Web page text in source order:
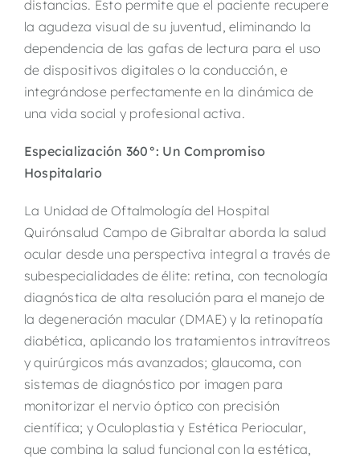
distancias. Esto permite que el paciente recupere
la agudeza visual de su juventud, eliminando la
dependencia de las gafas de lectura para el uso
de dispositivos digitales o la conducción, e
integrándose perfectamente en la dinámica de
una vida social y profesional activa.
Especialización 360°: Un Compromiso
Hospitalario
La Unidad de Oftalmología del Hospital
Quirónsalud Campo de Gibraltar aborda la salud
ocular desde una perspectiva integral a través de
subespecialidades de élite: retina, con tecnología
diagnóstica de alta resolución para el manejo de
la degeneración macular (DMAE) y la retinopatía
diabética, aplicando los tratamientos intravítreos
y quirúrgicos más avanzados; glaucoma, con
sistemas de diagnóstico por imagen para
monitorizar el nervio óptico con precisión
científica; y Oculoplastia y Estética Periocular,
que combina la salud funcional con la estética,